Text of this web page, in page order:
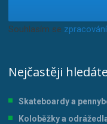
Souhlasím se
Nejčastěji hledáte
Skateboardy a
Koloběžky a